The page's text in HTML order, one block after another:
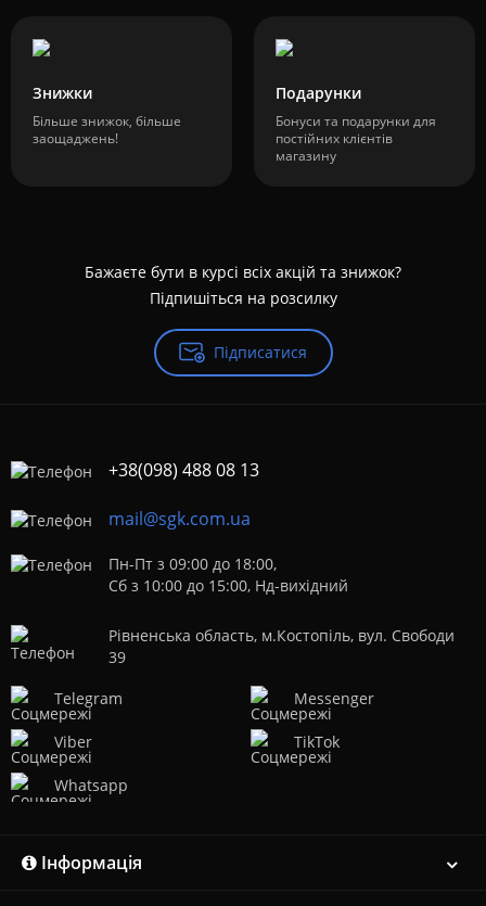
Знижки
Більше знижок, більше
заощаджень!
Подарунки
Бонуси та подарунки для
постійних клієнтів
магазину
Бажаєте бути в курсі всіх акцій та знижок?
Підпишіться на розсилку
Підписатися
+38(098) 488 08 13
mail@sgk.com.ua
Пн-Пт з 09:00 до 18:00,
Сб з 10:00 до 15:00, Нд-вихідний
Рівненська область, м.Костопіль, вул. Свободи
39
Telegram
Viber
Whatsapp
Messenger
TikTok
Інформація